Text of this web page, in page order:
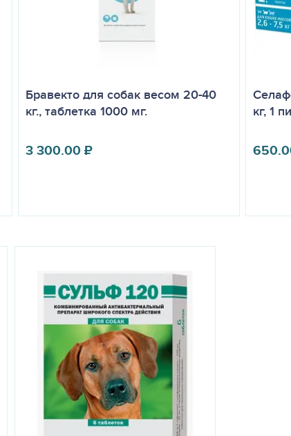
Бравекто для собак весом 20-40
кг., таблетка 1000 мг.
3 300.00₽
кг, 1